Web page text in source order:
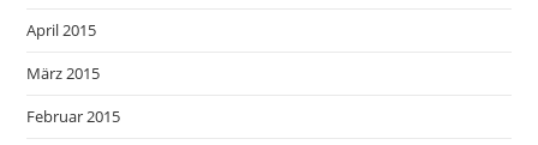
April 2015
März 2015
Februar 2015